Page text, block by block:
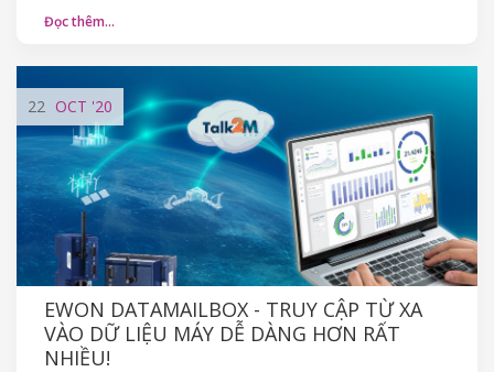
Đọc thêm…
22 OCT '20
EWON DATAMAILBOX - TRUY CẬP TỪ XA
VÀO DỮ LIỆU MÁY DỄ DÀNG HƠN RẤT
NHIỀU!